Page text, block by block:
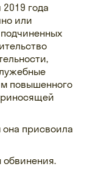
года
или
повышенного
она присвоила